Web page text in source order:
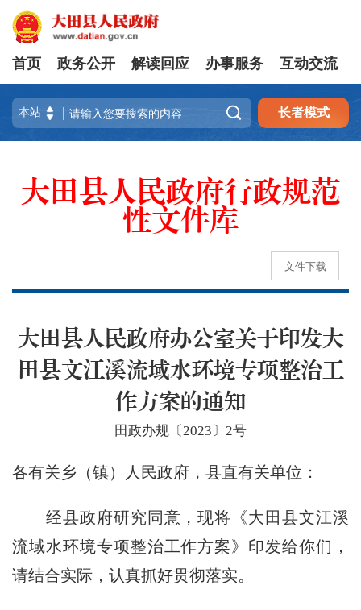
首页 政务公开 解读回应 办事服务 互动交流
 长者模式
大田县人民政府行政规范
性文件库
文件下载
大田县人民政府办公室关于印发大
田县文江溪流域水环境专项整治工
作方案的通知
田政办规〔2023〕2号
各有关乡（镇）人民政府，县直有关单位：
经县政府研究同意，现将《大田县文江溪
流域水环境专项整治工作方案》印发给你们，
请结合实际，认真抓好贯彻落实。